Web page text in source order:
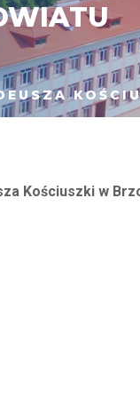
Kościuszki w